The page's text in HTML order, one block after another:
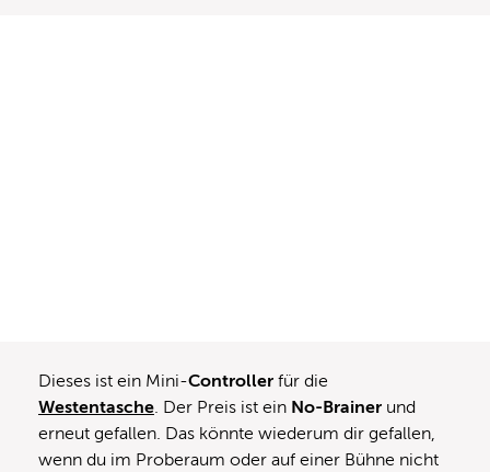
Dieses ist ein Mini-Controller für die
Westentasche. Der Preis ist ein No-Brainer und
erneut gefallen. Das könnte wiederum dir gefallen,
wenn du im Proberaum oder auf einer Bühne nicht